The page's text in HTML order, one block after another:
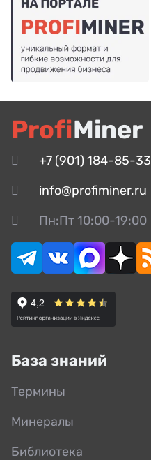
ProfiMiner
+7 (901) 184-85-33
info@profiminer.ru
Пн:Пт 10:00-19:00
База знаний
Термины
Минералы
Библиотека